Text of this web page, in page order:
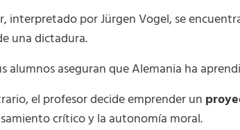
interpretado por Jürgen Vogel, se
una dictadura.
alumnos aseguran que Alemania ha
el profesor decide emprender un
crítico y la autonomía moral.